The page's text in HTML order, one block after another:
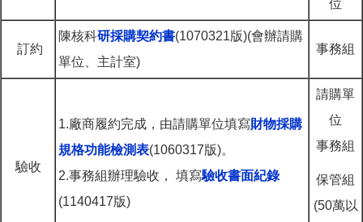
位
訂約
陳核科研採購契約書(1070321版)(會辦請購
單位、主計室)
事務組
驗收
1.廠商履約完成，由請購單位填寫財物採購
規格功能檢測表(1060317版)。
2.事務組辦理驗收， 填寫驗收書面紀錄
(1140417版)
請購單
位
事務組
保管組
(50萬以